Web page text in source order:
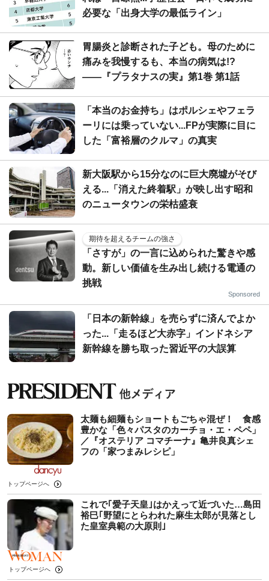
必要な「出身大学の最低ライン」
胃腸炎と診断された子ども。母のために
痛みを我慢するも、本当の病気は!?
――『プラタナスの実』第1巻 第1話
「本当のお金持ち」はポルシェやフェラ
ーリには乗っていない...FPが実際に目に
した「富裕層のクルマ」の真実
新大阪駅から15分なのに巨大廃墟がそび
える...「消えた終着駅」が映し出す昭和
のニュータウンの栄枯盛衰
期待を超えるチームの強さ
「さすが」の一言に込められた驚きや感
動。新しい価値を生み出し続ける電通の
挑戦
Sponsored
「日本の新幹線」を売らずに済んでよか
った...「走るほど大赤字」インドネシア
新幹線を勝ち取った習近平の大誤算
太麺も細麺もショートもごちゃ混ぜ！ 食感
豊かな「色々パスタのカーチョ・エ・ペペ」
／『オステリア コマチーナ』亀井良真シェ
フの「家つまみレシピ」
トップページへ
これで｢愛子天皇｣はかえって近づいた…島田
裕巳｢野望にとらわれた麻生太郎が見落とし
た皇室典範の大原則｣
トップページへ